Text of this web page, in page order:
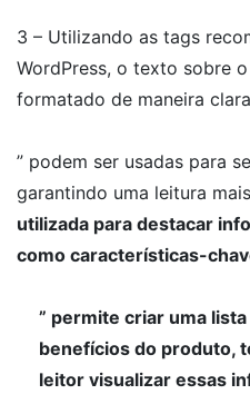
3 – Utilizando as tags
WordPress, o texto sobre
formatado de maneira
” podem ser usadas para
garantindo uma leitura
utilizada para destacar
como características-
” permite criar uma
benefícios do produto,
leitor visualizar essas